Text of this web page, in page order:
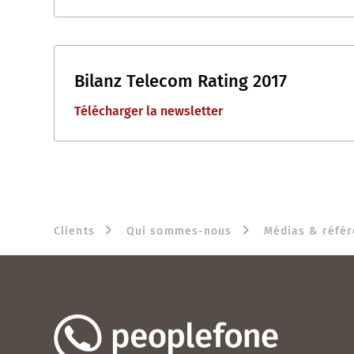
Bilanz Telecom Rating 2017
Télécharger la newsletter
Clients Qui sommes-nous Médias &